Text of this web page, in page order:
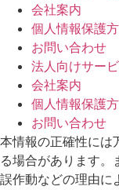
会社案内
個人情報保護
お問い合わせ
法人向けサー
会社案内
個人情報保護
お問い合わせ
本情報の正確性には
る場合があります。
誤作動などの理由に